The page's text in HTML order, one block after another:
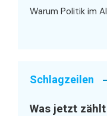
Warum Politik im
Schlagzeilen
Was jetzt zählt